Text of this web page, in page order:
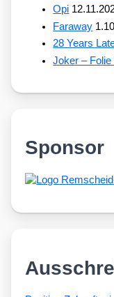
Opi
Faraway
28 Years
Joker – Folie
Sponsor